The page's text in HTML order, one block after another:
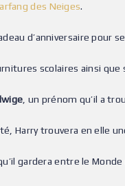
des Neiges.
d’anniversaire pour
scolaires ainsi que
, un prénom qu’il a
Harry trouvera en elle
gardera entre le